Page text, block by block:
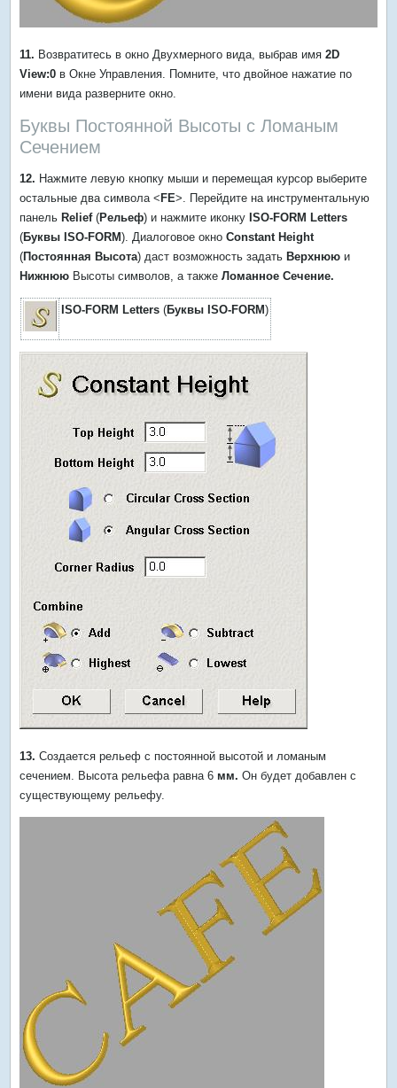
11. Возвратитесь в окно Двухмерного вида, выбрав имя 2D
View:0 в Окне Управления. Помните, что двойное нажатие по
имени вида разверните окно.
Буквы Постоянной Высоты с Ломаным
Сечением
12. Нажмите левую кнопку мыши и перемещая курсор выберите
остальные два символа < FE>. Перейдите на инструментальную
панель Relief(Рельеф) и нажмите иконку ISO-FORM Letters
(Буквы ISO-FORM). Диалоговое окноConstant Height
(Постоянная Высота) даст возможность задать Верхнюю и
Нижнюю Высоты символов, а также Ломанное Сечение.
ISO-FORM Letters (Буквы ISO-FORM)
13. Создается рельеф с постоянной высотой и ломаным
сечением. Высота рельефа равна 6 мм. Он будет добавлен с
существующему рельефу.